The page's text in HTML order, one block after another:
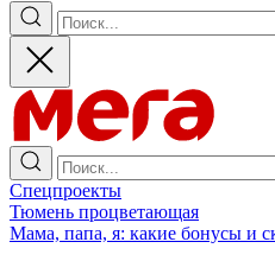
Спецпроекты
Тюмень процветающая
Мама, папа, я: какие бонусы и